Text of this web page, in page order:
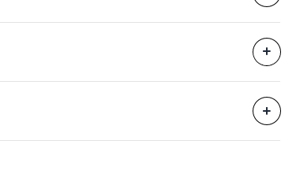
Livré dans une enveloppe en papier kraft
11.25 kg